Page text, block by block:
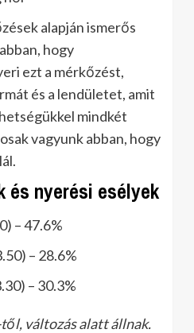
alapján ismerős
hogy
ezt a mérkőzést,
és a lendületet, amit
mindkét
vagyunk abban, hogy
és nyerési esélyek
– 47.6%
– 28.6%
– 30.3%
változás alatt állnak.